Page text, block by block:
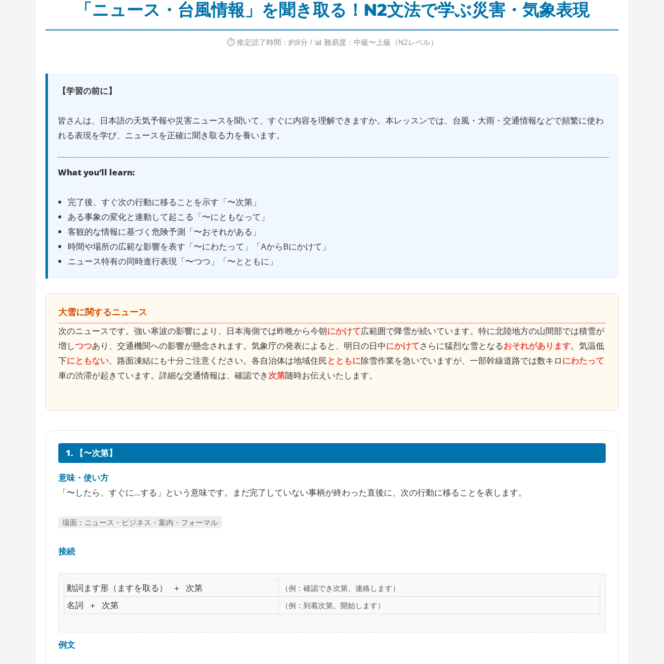
「ニュース・台風情報」を聞き取る！N2文法で学ぶ災害・気象表現
⏱️ 推定読了時間：約8分 / 📊 難易度：中級〜上級（N2レベル）
【学習の前に】
皆さんは、日本語の天気予報や災害ニュースを聞いて、すぐに内容を理解できますか。本レッスンでは、台風・大雨・交通情報などで頻繁に使わ
れる表現を学び、ニュースを正確に聞き取る力を養います。
What you’ll learn:
完了後、すぐ次の行動に移ることを示す「〜次第」
ある事象の変化と連動して起こる「〜にともなって」
客観的な情報に基づく危険予測「〜おそれがある」
時間や場所の広範な影響を表す「〜にわたって」「AからBにかけて」
ニュース特有の同時進行表現「〜つつ」「〜とともに」
大雪に関するニュース
次のニュースです。強い寒波の影響により、日本海側では昨晩から今朝にかけて広範囲で降雪が続いています。特に北陸地方の山間部では積雪が
増しつつあり、交通機関への影響が懸念されます。気象庁の発表によると、明日の日中にかけてさらに猛烈な雪となるおそれがあります。気温低
下にともない、路面凍結にも十分ご注意ください。各自治体は地域住民とともに除雪作業を急いでいますが、一部幹線道路では数キロにわたって
車の渋滞が起きています。詳細な交通情報は、確認でき次第随時お伝えいたします。
1. 【〜次第】
意味・使い方
「〜したら、すぐに…する」という意味です。まだ完了していない事柄が終わった直後に、次の行動に移ることを表します。
場面：ニュース・ビジネス・案内・フォーマル
接続
動詞ます形（ますを取る） ＋ 次第 （例：確認でき次第、連絡します）
名詞 ＋ 次第 （例：到着次第、開始します）
例文